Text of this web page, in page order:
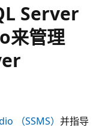
Server
管理
（SSMS） 并指导